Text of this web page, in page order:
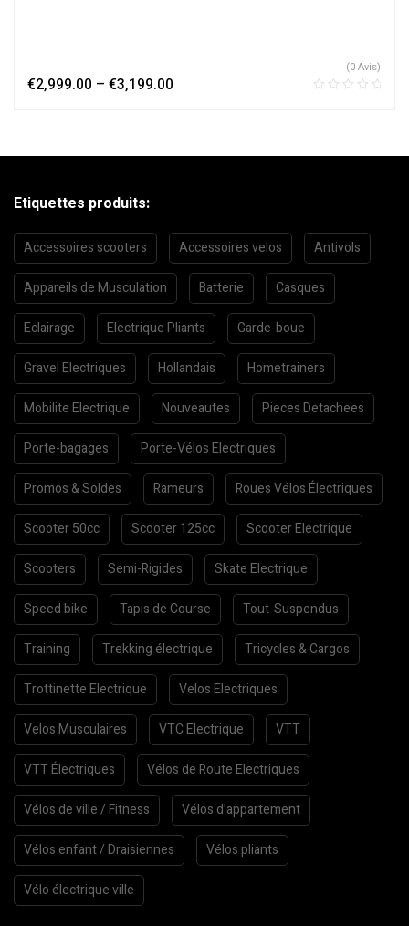
€2,999.00 – €3,199.00
(0 Avis)
Etiquettes produits:
Accessoires scooters Accessoires velos Antivols
Appareils de Musculation Batterie Casques
Eclairage Electrique Pliants Garde-boue
Gravel Electriques Hollandais Hometrainers
Mobilite Electrique Nouveautes Pieces Detachees
Porte-bagages Porte-Vélos Electriques
Promos & Soldes Rameurs Roues Vélos Électriques
Scooter 50cc Scooter 125cc Scooter Electrique
Scooters Semi-Rigides Skate Electrique
Speed bike Tapis de Course Tout-Suspendus
Training Trekking électrique Tricycles & Cargos
Trottinette Electrique Velos Electriques
Velos Musculaires VTC Electrique VTT
VTT Électriques Vélos de Route Electriques
Vélos de ville / Fitness Vélos d’appartement
Vélos enfant / Draisiennes Vélos pliants
Vélo électrique ville